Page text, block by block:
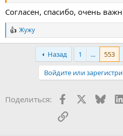
Согласен, спасибо, очень
Р
е
Жужу
Назад 1 ... 553
Войдите или
Поделиться: Facebook
Ссылка